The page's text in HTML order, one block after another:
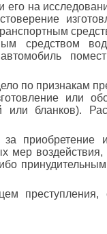
на
средством
по признакам
или
или бланков).
за
мер